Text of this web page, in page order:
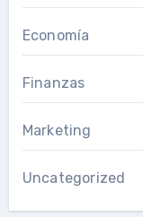
Economía
Finanzas
Marketing
Uncategorized